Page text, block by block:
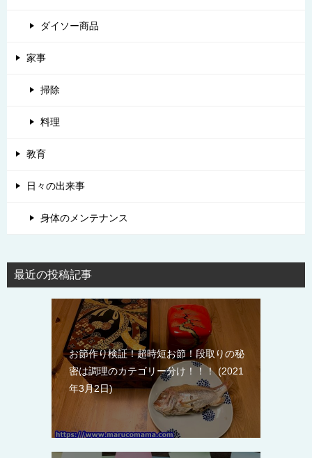
ダイソー商品
家事
掃除
料理
教育
日々の出来事
身体のメンテナンス
最近の投稿記事
お節作り検証！超時短お節！段取りの秘
密は調理のカテゴリー分け！！！ 2021
年3月2日